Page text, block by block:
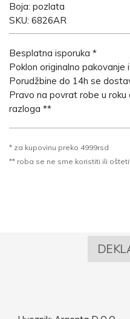
Boja: pozlata
SKU: 6826AR
Besplatna isporuka *
Poklon originalno pakovanje
Porudžbine do 14h se
Pravo na povrat robe u
razloga **
* za kupovinu preko 4999rsd
** roba se ne sme koristiti ili